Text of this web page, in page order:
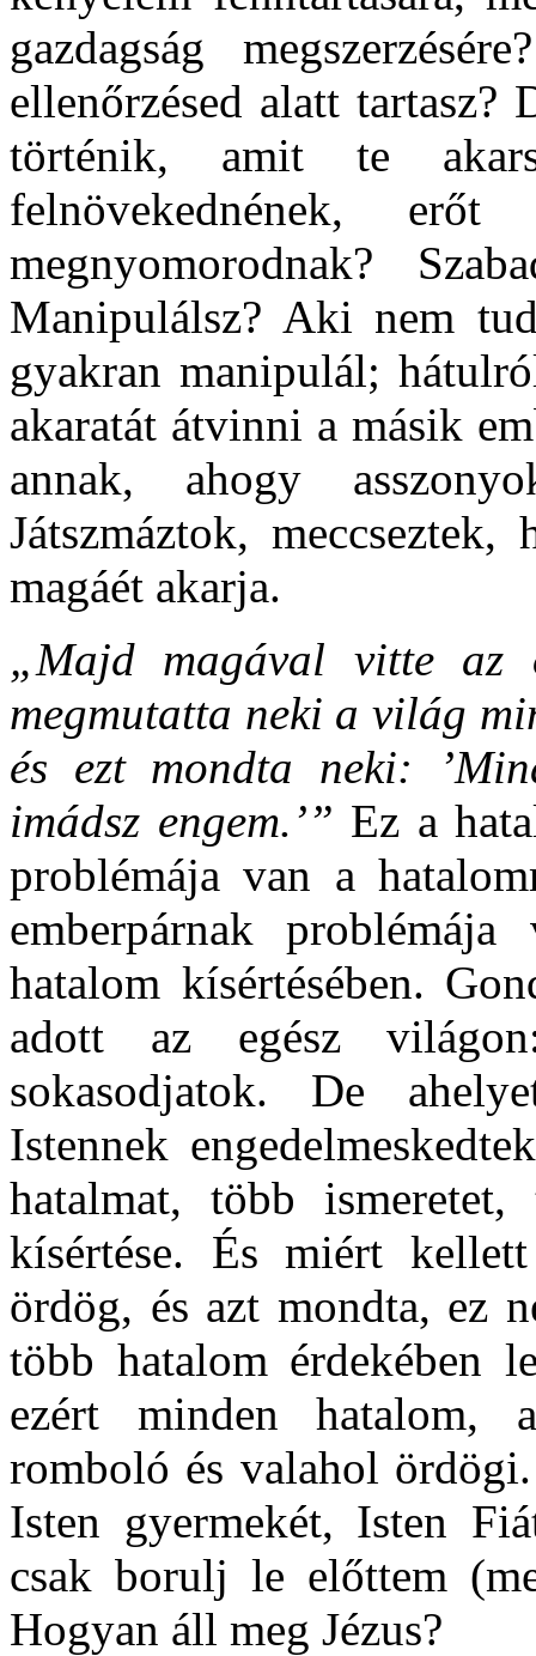
gazdagság
ellenőrzésed alatt tartasz?
történik, amit te
felnövekednének,
megnyomorodnak?
Manipulálsz? Aki nem
gyakran manipulál;
akaratát átvinni a másik
annak, ahogy
Játszmáztok,
magáét akarja.
„Majd magával vitte az
megmutatta neki a világ
és ezt mondta neki:
imádsz engem.’” Ez a
problémája van a
emberpárnak
hatalom kísértésében.
adott az egész
sokasodjatok. De
Istennek
hatalmat, több
kísértése. És miért
ördög, és azt mondta, ez
több hatalom érdekében
ezért minden hatalom,
romboló és valahol
Isten gyermekét, Isten
csak borulj le előttem
Hogyan áll meg Jézus?